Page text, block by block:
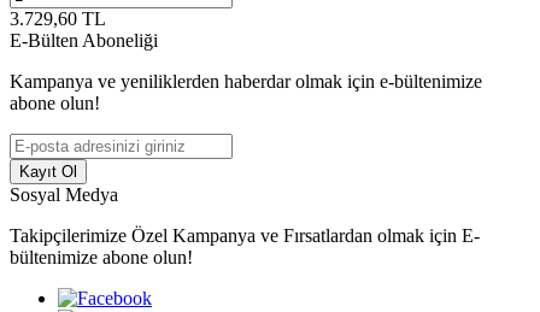
3.729,60 TL
E-Bülten Aboneliği
Kampanya ve yeniliklerden haberdar olmak için e-bültenimize
abone olun!
Kayıt Ol
Sosyal Medya
Takipçilerimize Özel Kampanya ve Fırsatlardan olmak için E-
bültenimize abone olun!